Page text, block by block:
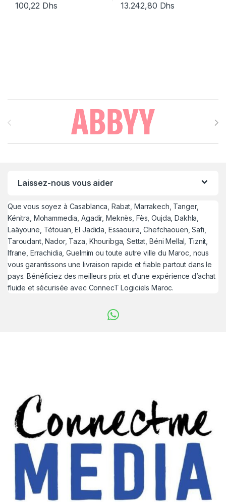
100,22 Dhs 13.242,80 Dhs
Brands Carousel
Laissez-nous vous aider
Que vous soyez à Casablanca, Rabat, Marrakech, Tanger,
Kénitra, Mohammedia, Agadir, Meknès, Fès, Oujda, Dakhla,
Laâyoune, Tétouan, El Jadida, Essaouira, Chefchaouen, Safi,
Taroudant, Nador, Taza, Khouribga, Settat, Béni Mellal, Tiznit,
Ifrane, Errachidia, Guelmim ou toute autre ville du Maroc, nous
vous garantissons une livraison rapide et fiable partout dans le
pays. Bénéficiez des meilleurs prix et d’une expérience d’achat
fluide et sécurisée avec ConnecT Logiciels Maroc.